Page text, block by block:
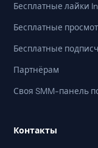
Бесплатные лайки
Бесплатные
Бесплатные
Партнёрам
Своя SMM-панель
Контакты